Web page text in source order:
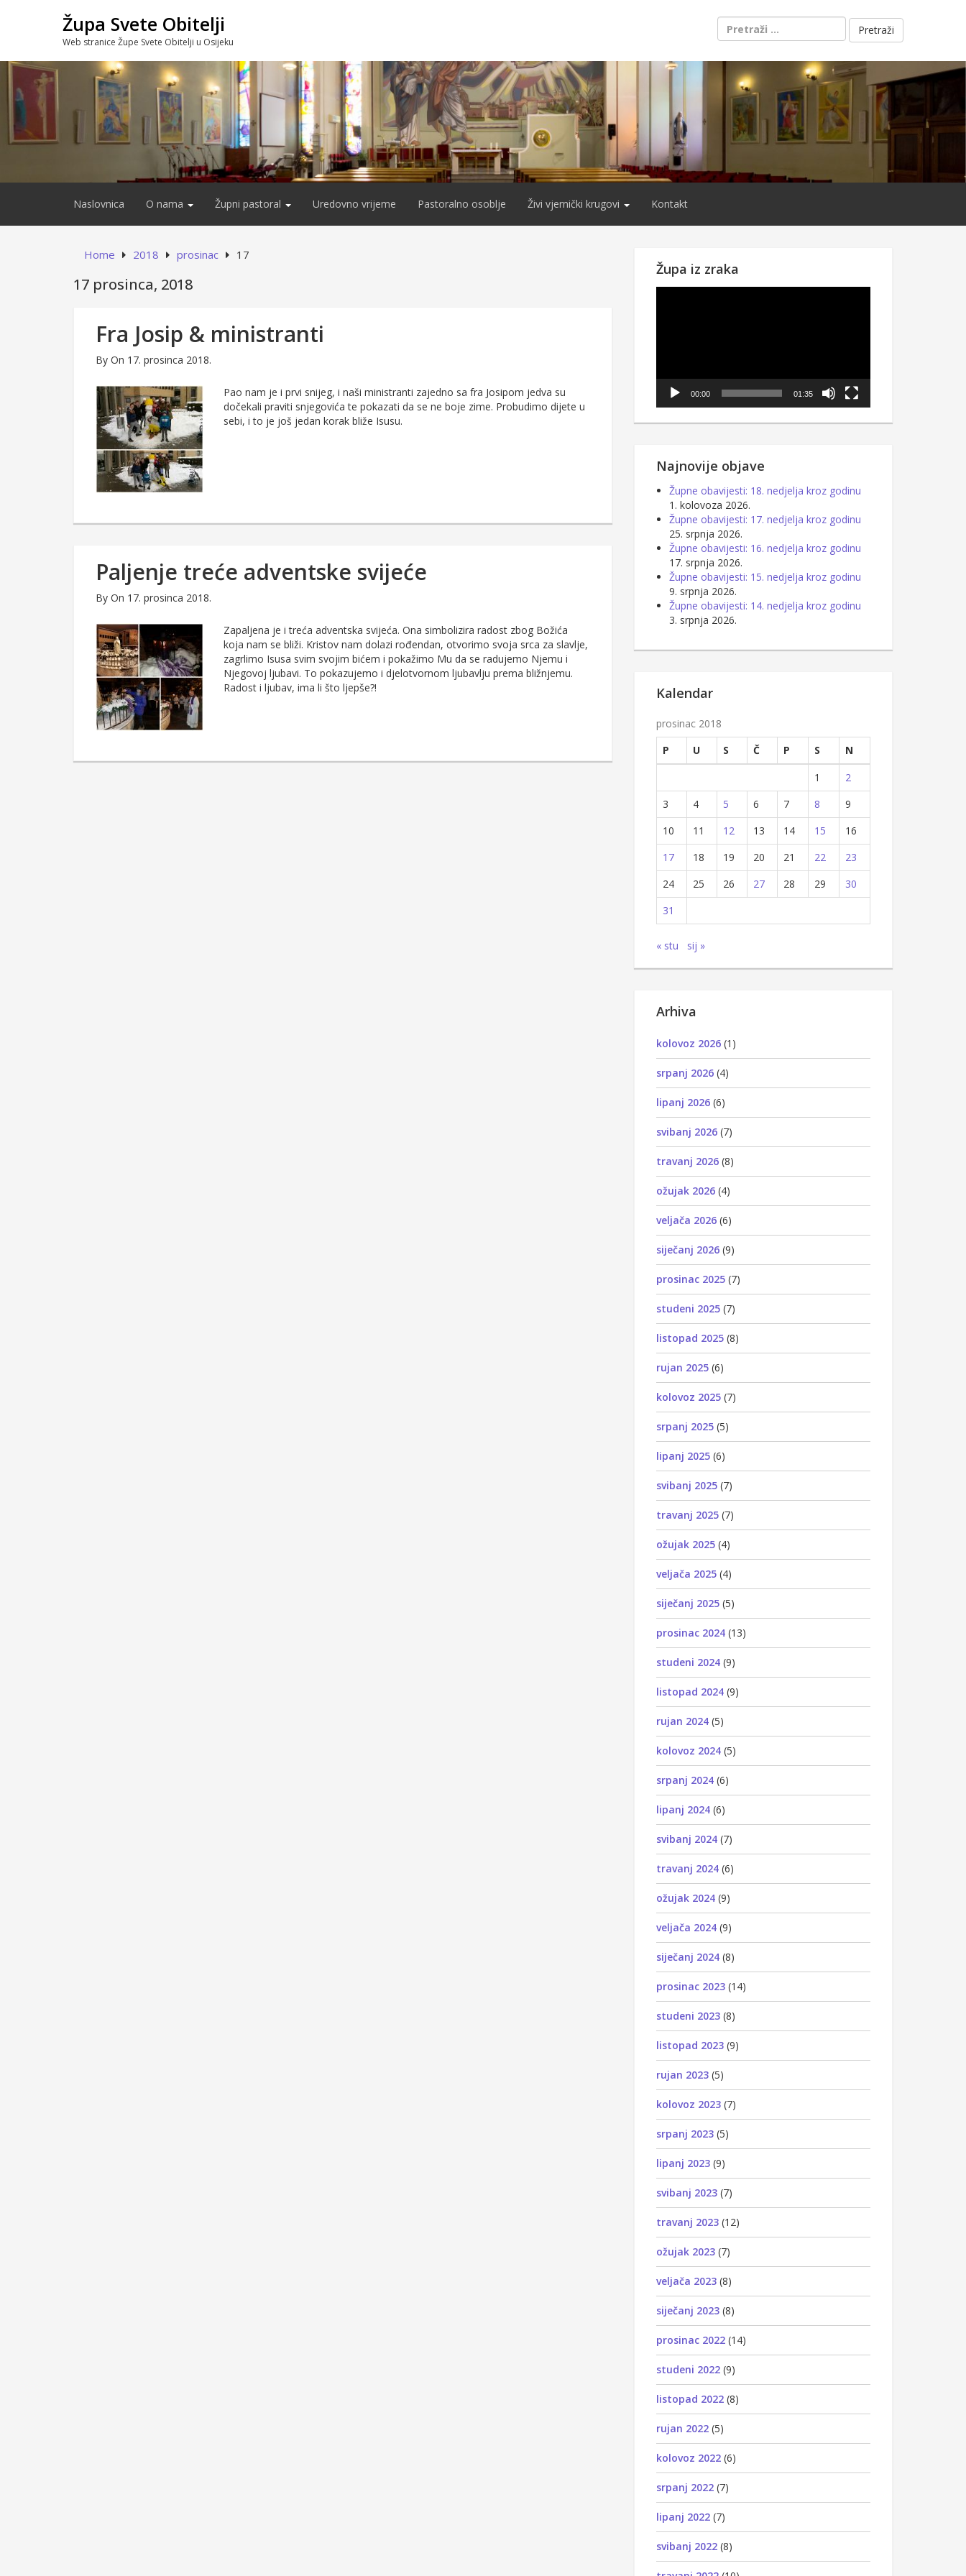
Župa Svete Obitelji
Web stranice Župe Svete Obitelji u Osijeku
Pretraži:
Naslovnica O nama Župni pastoral Uredovno vrijeme Pastoralno osoblje Živi vjernički krugovi Kontakt
Home 2018 prosinac 17
17 prosinca, 2018
Fra Josip & ministranti
By On 17. prosinca 2018.
Pao nam je i prvi snijeg, i naši ministranti zajedno sa fra Josipom jedva su
dočekali praviti snjegovića te pokazati da se ne boje zime. Probudimo dijete u
sebi, i to je još jedan korak bliže Isusu.
Paljenje treće adventske svijeće
By On 17. prosinca 2018.
Zapaljena je i treća adventska svijeća. Ona simbolizira radost zbog Božića
koja nam se bliži. Kristov nam dolazi rođendan, otvorimo svoja srca za slavlje,
zagrlimo Isusa svim svojim bićem i pokažimo Mu da se radujemo Njemu i
Njegovoj ljubavi. To pokazujemo i djelotvornom ljubavlju prema bližnjemu.
Radost i ljubav, ima li što ljepše?!
Župa iz zraka
00:00 01:35
Najnovije objave
Župne obavijesti: 18. nedjelja kroz godinu
1. kolovoza 2026.
Župne obavijesti: 17. nedjelja kroz godinu
25. srpnja 2026.
Župne obavijesti: 16. nedjelja kroz godinu
17. srpnja 2026.
Župne obavijesti: 15. nedjelja kroz godinu
9. srpnja 2026.
Župne obavijesti: 14. nedjelja kroz godinu
3. srpnja 2026.
Kalendar
prosinac 2018
P
U S Č P S
N
1
2
3
4 5 6 7 8
9
10
11 12 13 14 15
16
17
18 19 20 21 22
23
24
25 26 27 28 29
30
31
« stu sij »
Arhiva
kolovoz 2026 (1)
srpanj 2026 (4)
lipanj 2026 (6)
svibanj 2026 (7)
travanj 2026 (8)
ožujak 2026 (4)
veljača 2026 (6)
siječanj 2026 (9)
prosinac 2025 (7)
studeni 2025 (7)
listopad 2025 (8)
rujan 2025 (6)
kolovoz 2025 (7)
srpanj 2025 (5)
lipanj 2025 (6)
svibanj 2025 (7)
travanj 2025 (7)
ožujak 2025 (4)
veljača 2025 (4)
siječanj 2025 (5)
prosinac 2024 (13)
studeni 2024 (9)
listopad 2024 (9)
rujan 2024 (5)
kolovoz 2024 (5)
srpanj 2024 (6)
lipanj 2024 (6)
svibanj 2024 (7)
travanj 2024 (6)
ožujak 2024 (9)
veljača 2024 (9)
siječanj 2024 (8)
prosinac 2023 (14)
studeni 2023 (8)
listopad 2023 (9)
rujan 2023 (5)
kolovoz 2023 (7)
srpanj 2023 (5)
lipanj 2023 (9)
svibanj 2023 (7)
travanj 2023 (12)
ožujak 2023 (7)
veljača 2023 (8)
siječanj 2023 (8)
prosinac 2022 (14)
studeni 2022 (9)
listopad 2022 (8)
rujan 2022 (5)
kolovoz 2022 (6)
srpanj 2022 (7)
lipanj 2022 (7)
svibanj 2022 (8)